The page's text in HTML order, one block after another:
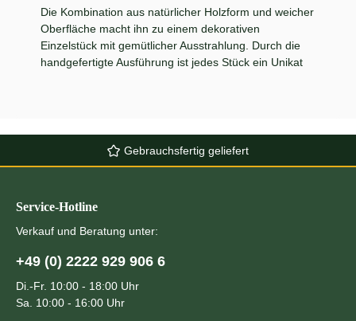
Die Kombination aus natürlicher Holzform und weicher
Oberfläche macht ihn zu einem dekorativen
Einzelstück mit gemütlicher Ausstrahlung. Durch die
handgefertigte Ausführung ist jedes Stück ein Unikat
Gebrauchsfertig geliefert
Service-Hotline
Verkauf und Beratung unter:
+49 (0) 2222 929 906 6
Di.-Fr. 10:00 - 18:00 Uhr
Sa. 10:00 - 16:00 Uhr